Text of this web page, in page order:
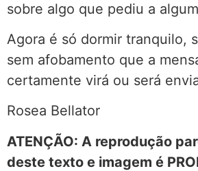
sobre algo que pediu a
Agora é só dormir tranquilo,
sem afobamento que a
certamente virá ou será
Rosea Bellator
ATENÇÃO: A reprodução
deste texto e imagem é